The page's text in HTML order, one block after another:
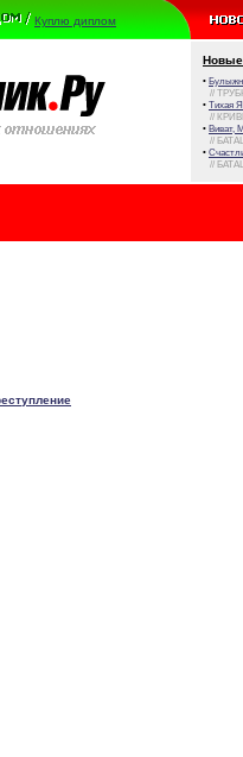
Куплю диплом
Новые
•
//
• Тихая
//
• Виват,
//
•
//